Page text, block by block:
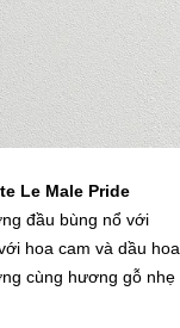
Le Male Pride
đầu bùng nổ với
hoa cam và dầu hoa
cùng hương gỗ nhẹ